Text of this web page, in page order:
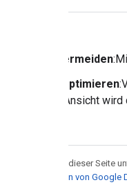
Fahrers vermeiden
Inhalten optimieren
in einer Ansicht
sind die Inhalte dieser Seite
Websiterichtlinien von Google